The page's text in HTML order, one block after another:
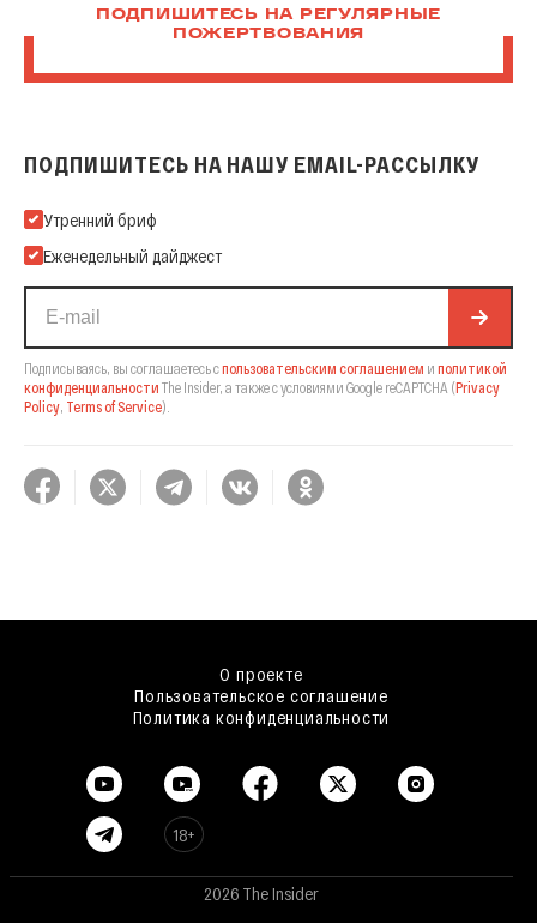
ПОДПИШИТЕСЬ НА РЕГУЛЯРНЫЕ
ПОЖЕРТВОВАНИЯ
ПОДПИШИТЕСЬ НА НАШУ EMAIL-РАССЫЛКУ
Подпишитесь на нашу Email-рассылку
Утренний бриф
Еженедельный дайджест
Подписываясь, вы соглашаетесь спользовательским соглашением и политикой
конфиденциальности The Insider, а также с условиями Google reCAPTCHA (Privacy
Policy, Terms of Service).
О проекте
Пользовательское соглашение
Политика конфиденциальности
18+
2026 The Insider